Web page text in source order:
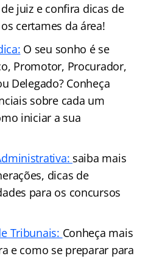
juiz e confira dicas de
certames da área!
O seu sonho é se
Promotor, Procurador,
Delegado? Conheça
sobre cada um
iniciar a sua
saiba mais
dicas de
para os concursos
Tribunais: Conheça mais
e como se preparar para